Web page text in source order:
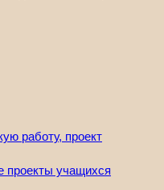
работу, проект